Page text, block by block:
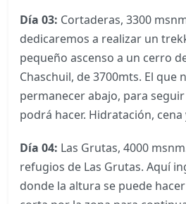
Día 03: Cortaderas, 3300
dedicaremos a realizar un
pequeño ascenso a un cerro
Chaschuil, de 3700mts. El que
permanecer abajo, para
podrá hacer. Hidratación,
Día 04: Las Grutas, 4000
refugios de Las Grutas. Aquí
donde la altura se puede